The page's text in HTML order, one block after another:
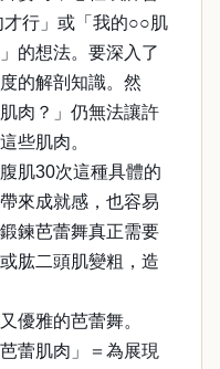
行」或「我的○○肌
的想法。要深入了
的解剖知識。然
肉？」仍無法讓許
些肌肉。
肌30次這種具體的
來成就感，也容易
鍊芭蕾舞真正需要
肱二頭肌變粗，造
優雅的芭蕾舞。
蕾肌肉」＝為展現